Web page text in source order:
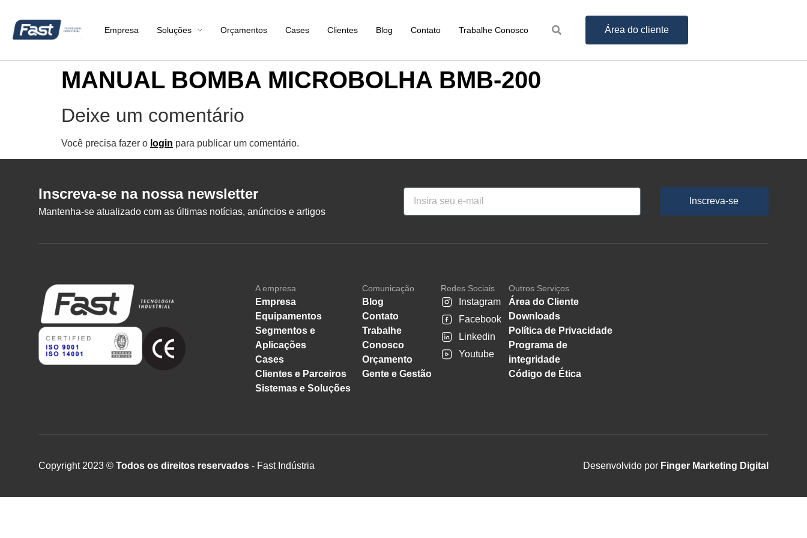
Empresa Soluções Orçamentos Cases Clientes Blog Contato Trabalhe Conosco Área do cliente
MANUAL BOMBA MICROBOLHA BMB-200
Deixe um comentário
Você precisa fazer o login para publicar um comentário.
Inscreva-se na nossa newsletter
Mantenha-se atualizado com as últimas notícias, anúncios e artigos
Inscreva-se
A empresa
Empresa
Equipamentos
Segmentos e
Aplicações
Cases
Clientes e Parceiros
Sistemas e Soluções
Comunicação
Blog
Contato
Trabalhe
Conosco
Orçamento
Gente e Gestão
Redes Sociais
Instagram
Facebook
Linkedin
Youtube
Outros Serviços
Área do Cliente
Downloads
Política de Privacidade
Programa de
integridade
Código de Ética
Copyright 2023 © Todos os direitos reservados - Fast Indústria Desenvolvido por Finger Marketing Digital